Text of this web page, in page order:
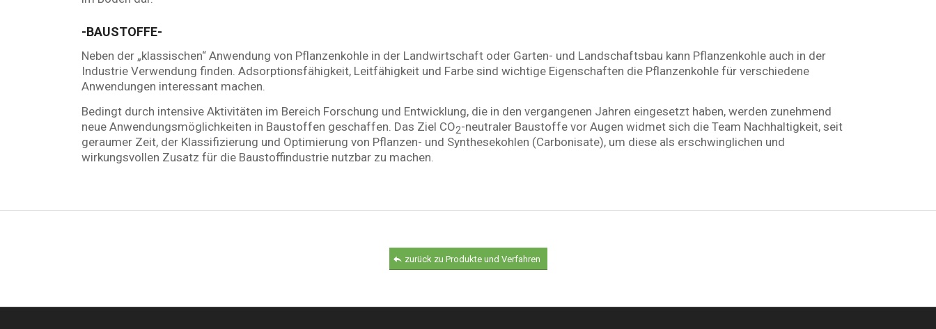
-BAUSTOFFE-
Neben der „klassischen“ Anwendung von Pflanzenkohle in der Landwirtschaft oder Garten- und Landschaftsbau kann Pflanzenkohle auch in der
Industrie Verwendung finden. Adsorptionsfähigkeit, Leitfähigkeit und Farbe sind wichtige Eigenschaften die Pflanzenkohle für verschiedene
Anwendungen interessant machen.
Bedingt durch intensive Aktivitäten im Bereich Forschung und Entwicklung, die in den vergangenen Jahren eingesetzt haben, werden zunehmend
neue Anwendungsmöglichkeiten in Baustoffen geschaffen. Das Ziel CO2-neutraler Baustoffe vor Augen widmet sich die Team Nachhaltigkeit, seit
geraumer Zeit, der Klassifizierung und Optimierung von Pflanzen- und Synthesekohlen (Carbonisate), um diese als erschwinglichen und
wirkungsvollen Zusatz für die Baustoffindustrie nutzbar zu machen.
zurück zu Produkte und Verfahren